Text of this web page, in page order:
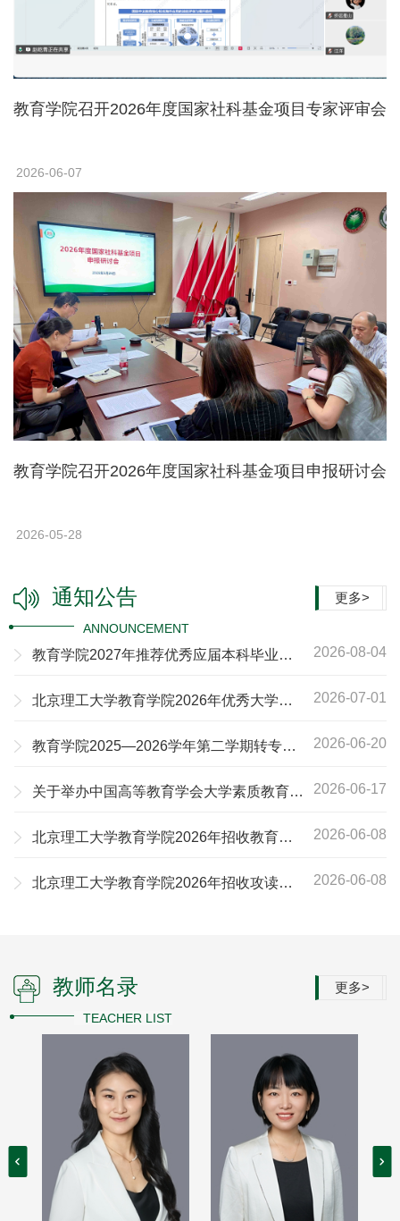
教育学院召开2026年度国家社科基金项目专家评审会
2026-06-07
教育学院召开2026年度国家社科基金项目申报研讨会
2026-05-28
更多>
通知公告
ANNOUNCEMENT
2026-08-04
教育学院2027年推荐优秀应届本科毕业生
法
2026-07-01
北京理工大学教育学院2026年优秀大学生
2026-06-20
教育学院2025—2026学年第二学期转专业
2026-06-17
关于举办中国高等教育学会大学素质教育研
知（第二轮）
2026-06-08
北京理工大学教育学院2026年招收教育学
2026-06-08
北京理工大学教育学院2026年招收攻读教
更多>
教师名录
TEACHER LIST